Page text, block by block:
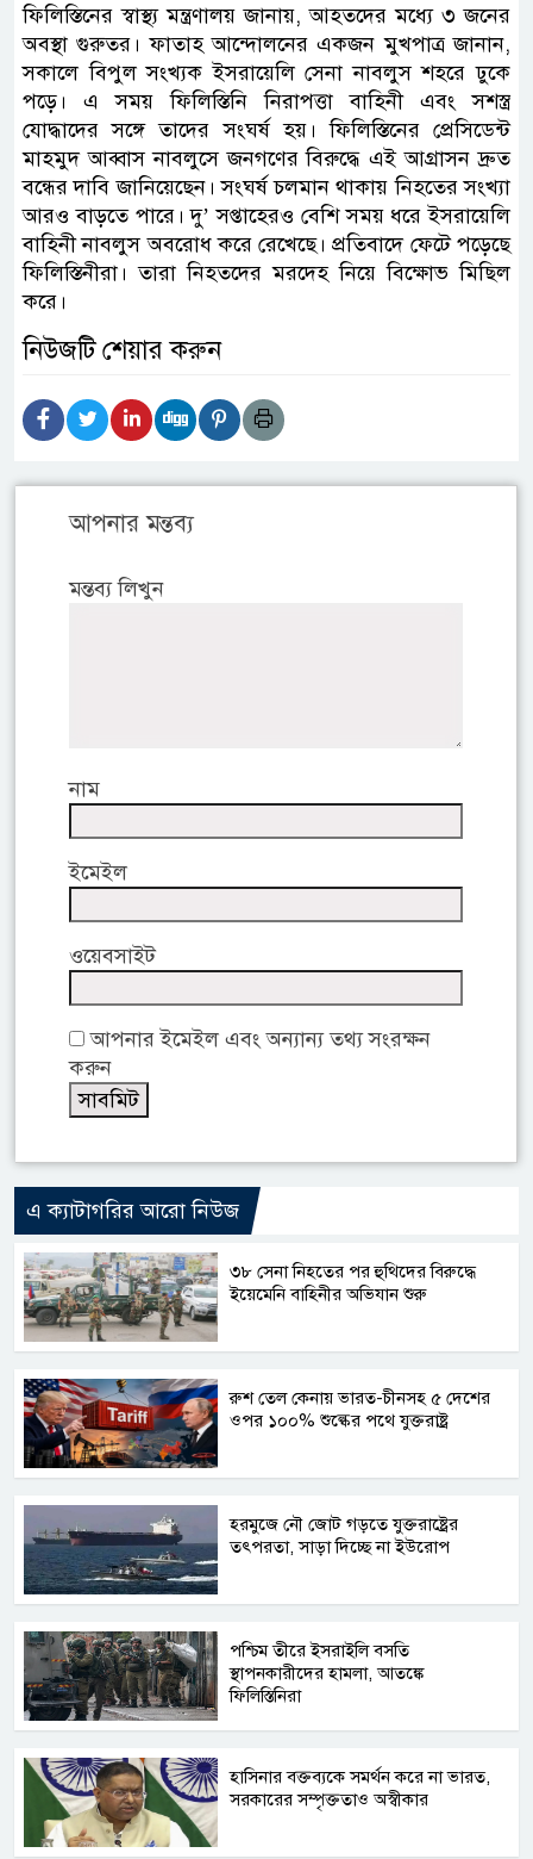
ফিলিস্তিনের স্বাস্থ্য মন্ত্রণালয় জানায়, আহতদের মধ্যে ৩ জনের
অবস্থা গুরুতর। ফাতাহ আন্দোলনের একজন মুখপাত্র জানান,
সকালে বিপুল সংখ্যক ইসরায়েলি সেনা নাবলুস শহরে ঢুকে
পড়ে। এ সময় ফিলিস্তিনি নিরাপত্তা বাহিনী এবং সশস্ত্র
যোদ্ধাদের সঙ্গে তাদের সংঘর্ষ হয়। ফিলিস্তিনের প্রেসিডেন্ট
মাহমুদ আব্বাস নাবলুসে জনগণের বিরুদ্ধে এই আগ্রাসন দ্রুত
বন্ধের দাবি জানিয়েছেন। সংঘর্ষ চলমান থাকায় নিহতের সংখ্যা
আরও বাড়তে পারে। দু’ সপ্তাহেরও বেশি সময় ধরে ইসরায়েলি
বাহিনী নাবলুস অবরোধ করে রেখেছে। প্রতিবাদে ফেটে পড়েছে
ফিলিস্তিনীরা। তারা নিহতদের মরদেহ নিয়ে বিক্ষোভ মিছিল
করে।
নিউজটি শেয়ার করুন
আপনার মন্তব্য
মন্তব্য লিখুন
নাম
ইমেইল
ওয়েবসাইট
আপনার ইমেইল এবং অন্যান্য তথ্য সংরক্ষন
করুন
এ ক্যাটাগরির আরো নিউজ
৩৮ সেনা নিহতের পর হুথিদের বিরুদ্ধে
ইয়েমেনি বাহিনীর অভিযান শুরু
রুশ তেল কেনায় ভারত-চীনসহ ৫ দেশের
ওপর ১০০% শুল্কের পথে যুক্তরাষ্ট্র
হরমুজে নৌ জোট গড়তে যুক্তরাষ্ট্রের
তৎপরতা, সাড়া দিচ্ছে না ইউরোপ
পশ্চিম তীরে ইসরাইলি বসতি
স্থাপনকারীদের হামলা, আতঙ্কে
ফিলিস্তিনিরা
হাসিনার বক্তব্যকে সমর্থন করে না ভারত,
সরকারের সম্পৃক্ততাও অস্বীকার